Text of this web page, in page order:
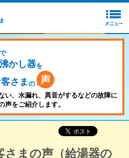
で
かし器を
さま の
い、水漏れ、異音がするなどの故障に
声をご紹介します。
さまの声（給湯器の